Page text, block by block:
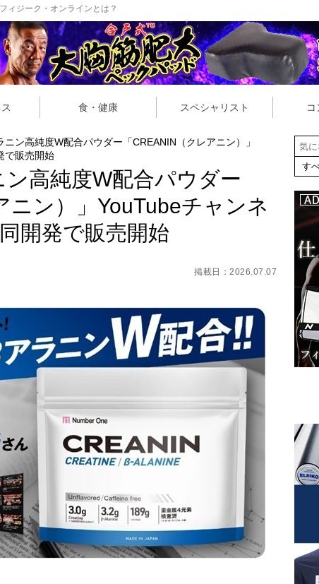
ィジーク・オンラインとは？
食・健康 スペシャリスト コ
ニン高純度W配合パウダー「CREANIN（クレアニン）」
で販売開始
高純度W配合パウダー
ニン）」YouTubeチャンネ
開発で販売開始
掲載日：2026.07.07